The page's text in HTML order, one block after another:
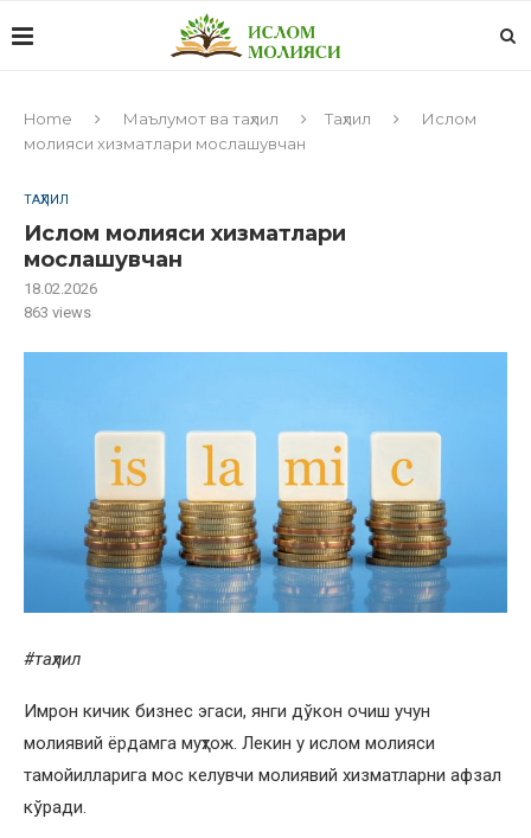
Home Маълумот ва таҳлил Таҳлил
Ислом
молияси хизматлари мослашувчан
ТАҲЛИЛ
Ислом молияси хизматлари
мослашувчан
18.02.2026
863 views
#таҳлил
Имрон кичик бизнес эгаси, янги дўкон очиш учун
молиявий ёрдамга муҳтож. Лекин у ислом молияси
тамойилларига мос келувчи молиявий хизматларни афзал
кўради.